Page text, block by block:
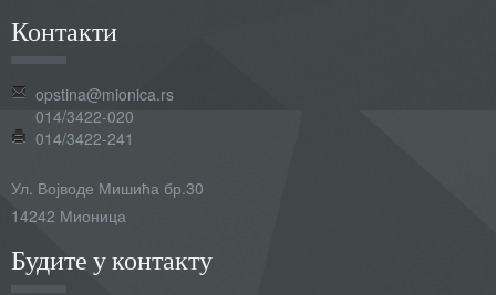
Контакти
opstina@mionica.rs
014/3422-020
014/3422-241
Ул. Војводе Мишића бр.30
14242 Мионица
Будите у контакту